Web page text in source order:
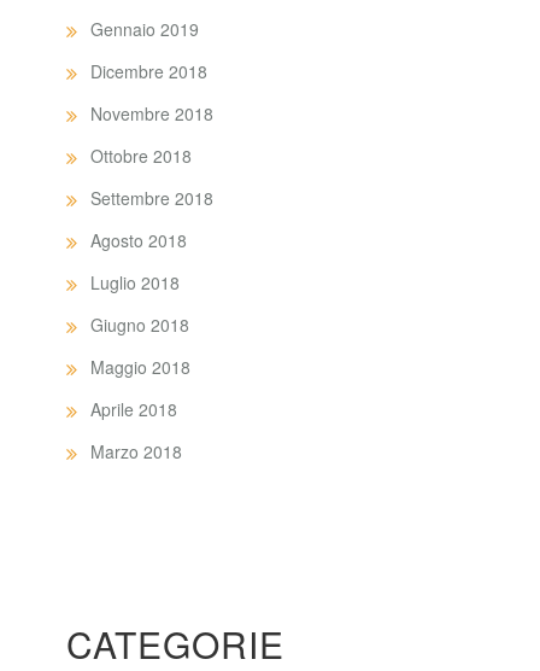
Gennaio 2019
Dicembre 2018
Novembre 2018
Ottobre 2018
Settembre 2018
Agosto 2018
Luglio 2018
Giugno 2018
Maggio 2018
Aprile 2018
Marzo 2018
CATEGORIE